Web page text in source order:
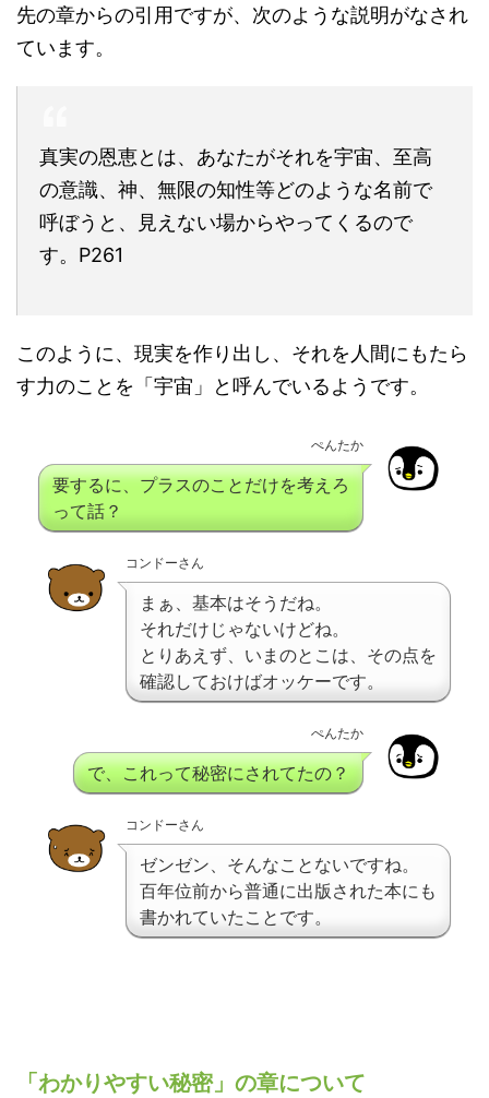
先の章からの引用ですが、次のような説明がなされ
ています。
真実の恩恵とは、あなたがそれを宇宙、至高
の意識、神、無限の知性等どのような名前で
呼ぼうと、見えない場からやってくるので
す。P261
このように、現実を作り出し、それを人間にもたら
す力のことを「宇宙」と呼んでいるようです。
ぺんたか
要するに、プラスのことだけを考えろ
って話？
コンドーさん
まぁ、基本はそうだね。
それだけじゃないけどね。
とりあえず、いまのとこは、その点を
確認しておけばオッケーです。
ぺんたか
で、これって秘密にされてたの？
コンドーさん
ゼンゼン、そんなことないですね。
百年位前から普通に出版された本にも
書かれていたことです。
「わかりやすい秘密」の章について